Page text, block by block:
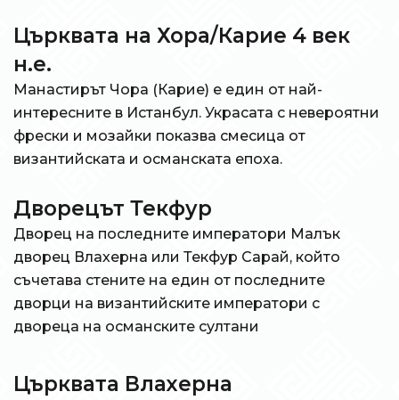
Църквата на Хора/Карие 4 век
н.е.
Манастирът Чора (Карие) е един от най-
интересните в Истанбул. Украсата с невероятни
фрески и мозайки показва смесица от
византийската и османската епоха.
Дворецът Текфур
Дворец на последните императори Малък
дворец Влахерна или Текфур Сарай, който
съчетава стените на един от последните
дворци на византийските императори с
двореца на османските султани
Църквата Влахерна